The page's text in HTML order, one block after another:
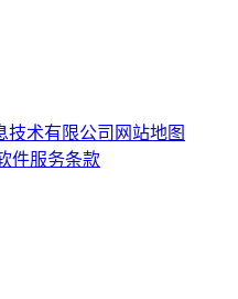
技术有限公司 网站地图
件服务条款